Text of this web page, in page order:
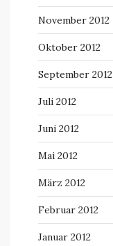
November 2012
Oktober 2012
September 2012
Juli 2012
Juni 2012
Mai 2012
März 2012
Februar 2012
Januar 2012